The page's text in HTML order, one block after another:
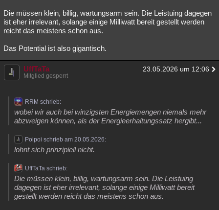
Die müssen klein, billig, wartungsarm sein. Die Leistuing dagegen
ist eher irrelevant, solange einige Milliwatt bereit gestellt werden
reicht das meistens schon aus.
Das Potential ist also gigantisch.
UffTaTa 23.05.2026 um 12:06
Mitglied gesperrt
RRM schrieb:
wobei wir auch bei winzigsten Energiemengen niemals mehr
abzweigen können, als der Energieerhaltungssatz hergibt...
Poipoi schrieb am 20.05.2026:
lohnt sich prinzipiell nicht.
UffTaTa schrieb:
Die müssen klein, billig, wartungsarm sein. Die Leistuing
dagegen ist eher irrelevant, solange einige Milliwatt bereit
gestellt werden reicht das meistens schon aus.